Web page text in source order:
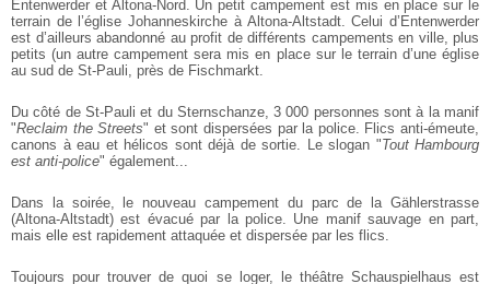
Entenwerder et Altona-Nord. Un petit campement est mis en place sur le
terrain de l’église Johanneskirche à Altona-Altstadt. Celui d’Entenwerder
est d’ailleurs abandonné au profit de différents campements en ville, plus
petits (un autre campement sera mis en place sur le terrain d’une église
au sud de St-Pauli, près de Fischmarkt.
Du côté de St-Pauli et du Sternschanze, 3 000 personnes sont à la manif
"Reclaim the Streets" et sont dispersées par la police. Flics anti-émeute,
canons à eau et hélicos sont déjà de sortie. Le slogan "Tout Hambourg
est anti-police" également...
Dans la soirée, le nouveau campement du parc de la Gählerstrasse
(Altona-Altstadt) est évacué par la police. Une manif sauvage en part,
mais elle est rapidement attaquée et dispersée par les flics.
Toujours pour trouver de quoi se loger, le théâtre Schauspielhaus est